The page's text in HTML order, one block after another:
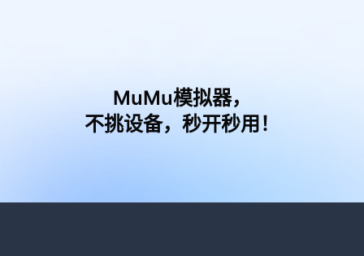
MuMu模拟器，
不挑设备，秒开秒用！